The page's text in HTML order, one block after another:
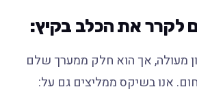
לקרר את הכלב בקיץ:
מעולה, אך הוא חלק ממערך שלם
אנו בשיקס ממליצים גם על: